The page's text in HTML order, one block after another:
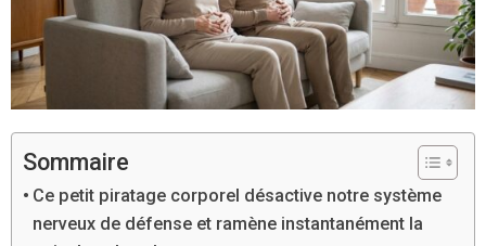
Sommaire
Ce petit piratage corporel désactive notre système
nerveux de défense et ramène instantanément la